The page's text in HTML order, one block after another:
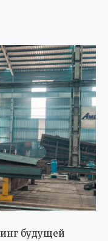
будущей